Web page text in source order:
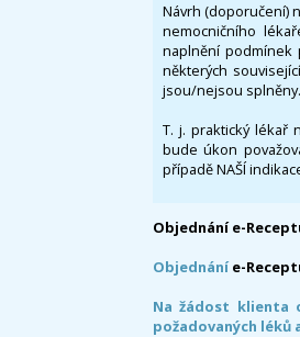
Návrh (doporučení)
nemocničního
naplnění podmínek
některých
jsou/nejsou splněny.
T. j. praktický lékař
bude úkon
případě NAŠÍ
Objednání e-
Objednáníe-
Na žádost klienta
požadovaných léků